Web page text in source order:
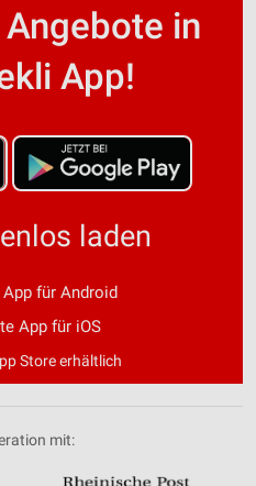
in
App!
laden
für Android
App für iOS
Store erhältlich
mit: